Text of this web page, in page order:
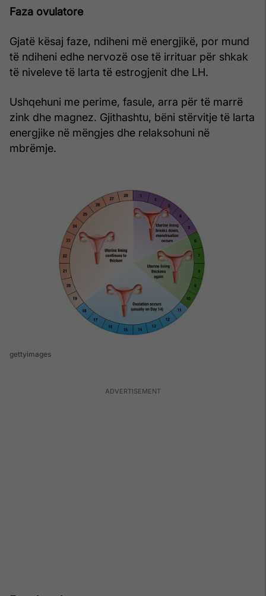
Faza ovulatore
Gjatë kësaj faze, ndiheni më energjikë, por mund
të ndiheni edhe nervozë ose të irrituar për shkak
të niveleve të larta të estrogjenit dhe LH.
Ushqehuni me perime, fasule, arra për të marrë
zink dhe magnez. Gjithashtu, bëni stërvitje të larta
energjike në mëngjes dhe relaksohuni në
mbrëmje.
gettyimages